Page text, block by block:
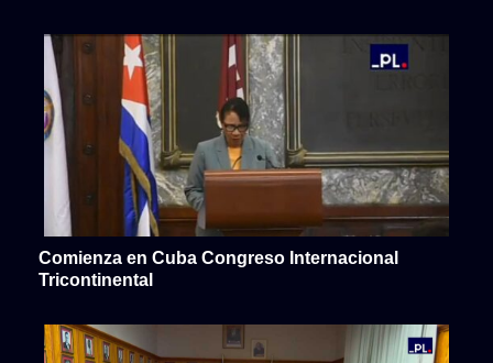
Comienza en Cuba Congreso Internacional
Tricontinental